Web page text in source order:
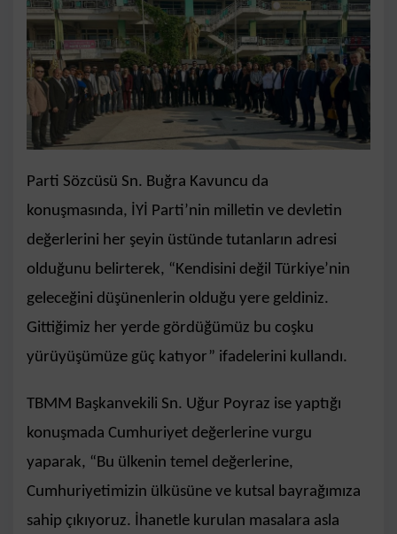
Parti Sözcüsü Sn. Buğra Kavuncu da
konuşmasında, İYİ Parti’nin milletin ve devletin
değerlerini her şeyin üstünde tutanların adresi
olduğunu belirterek, “Kendisini değil Türkiye’nin
geleceğini düşünenlerin olduğu yere geldiniz.
Gittiğimiz her yerde gördüğümüz bu coşku
yürüyüşümüze güç katıyor” ifadelerini kullandı.
TBMM Başkanvekili Sn. Uğur Poyraz ise yaptığı
konuşmada Cumhuriyet değerlerine vurgu
yaparak, “Bu ülkenin temel değerlerine,
Cumhuriyetimizin ülküsüne ve kutsal bayrağımıza
sahip çıkıyoruz. İhanetle kurulan masalara asla